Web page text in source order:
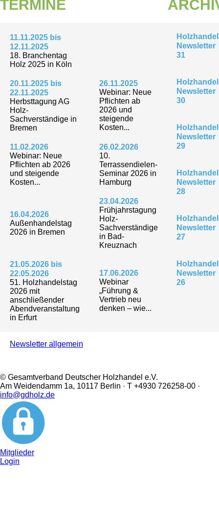
TERMINE
11.11.2025 bis
12.11.2025
18. Branchentag
Holz 2025 in Köln
20.11.2025 bis
22.11.2025
Herbsttagung AG
Holz-
Sachverständige in
Bremen
26.11.2025
Webinar: Neue
Pflichten ab
2026 und
steigende
Kosten...
11.02.2026
Webinar: Neue
Pflichten ab 2026
und steigende
Kosten...
26.02.2026
10.
Terrassendielen-
Seminar 2026 in
Hamburg
16.04.2026
Außenhandelstag
2026 in Bremen
23.04.2026
Frühjahrstagung
Holz-
Sachverständige
in Bad-
Kreuznach
21.05.2026 bis
22.05.2026
51. Holzhandelstag
2026 mit
anschließender
Abendveranstaltung
in Erfurt
17.06.2026
Webinar
„Führung &
Vertrieb neu
denken – wie...
Newsletter
31
Newsletter
30
Newsletter
29
Newsletter
28
Newsletter
27
Newsletter
26
Newsletter allgemein
© Gesamtverband Deutscher Holzhandel e.V.
Am Weidendamm 1a, 10117 Berlin · T +4930 726258-00 ·
info@gdholz.de
Mitglieder
Login